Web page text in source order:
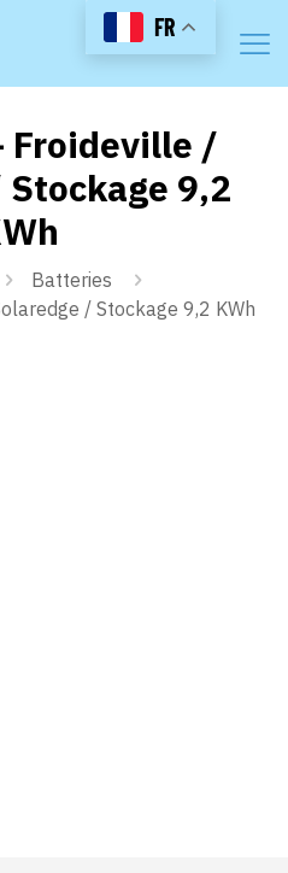
Froideville /
9,2
Batteries
/ Stockage 9,2 KWh
FR